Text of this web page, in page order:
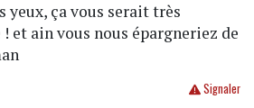
yeux, ça vous serait très
et ain vous nous épargneriez de
Signaler